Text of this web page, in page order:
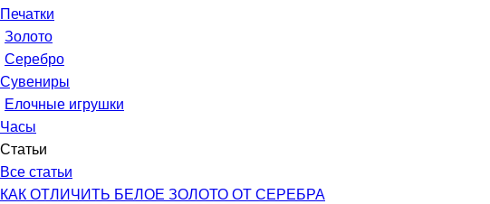
Печатки
Золото
Серебро
Сувениры
Елочные игрушки
Часы
Статьи
Все статьи
КАК ОТЛИЧИТЬ БЕЛОЕ ЗОЛОТО ОТ СЕРЕБРА